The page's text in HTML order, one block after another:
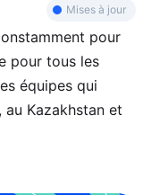
Mises à jour
pour
pour tous les
équipes qui
au Kazakhstan et